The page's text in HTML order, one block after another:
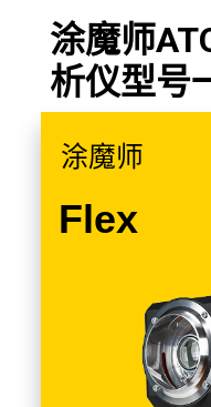
涂魔师
析仪型号
涂魔师
Flex